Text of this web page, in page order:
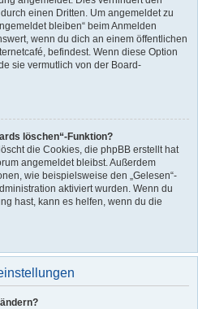
einen Dritten. Um angemeldet zu
bleiben“ beim Anmelden
wenn du dich an einem öffentlichen
befindest. Wenn diese Option
sie vermutlich von der Board-
löschen“-Funktion?
die Cookies, die phpBB erstellt hat
angemeldet bleibst. Außerdem
wie beispielsweise den „Gelesen“-
aktiviert wurden. Wenn du
hast, kann es helfen, wenn du die